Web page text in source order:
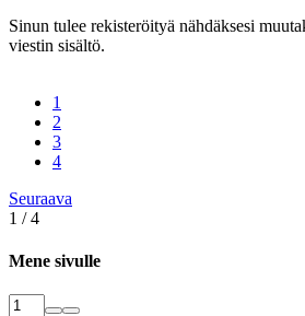
Sinun tulee rekisteröityä nähdäksesi
viestin sisältö.
1
2
3
4
Seuraava
1 / 4
Mene sivulle